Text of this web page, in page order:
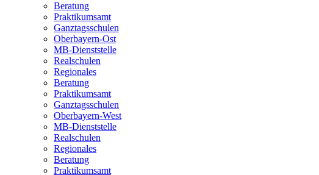
Beratung
Praktikumsamt
Ganztagsschulen
Oberbayern-Ost
MB-Dienststelle
Realschulen
Regionales
Beratung
Praktikumsamt
Ganztagsschulen
Oberbayern-West
MB-Dienststelle
Realschulen
Regionales
Beratung
Praktikumsamt